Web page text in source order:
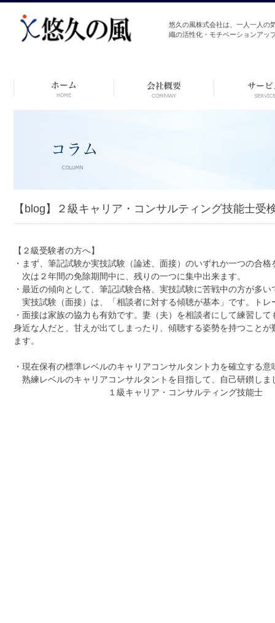
悠久の風株式会社は、一人一人の
織の活性化・モチベーションアッ
テ
ン
【blog】２級キャリア・コンサルティング技能士
【２級受験者の方へ】
・まず、筆記試験か実技試験（論述、面接）のいずれか一つの合格
次は２年間の免除期間中に、残りの一つに集中出来ます。
・最近の傾向として、筆記試験合格、実技試験に苦戦中の方が多い
実技試験（面接）は、「相談者に対する傾聴が基本」です。トレ
・面接は家族の協力も有効です。妻（夫）を相談者にして練習し
身近な人だと、甘えが出てしまったり、傾聴する姿勢を持つこと
ます。
・現在保有の標準レベルのキャリアコンサルタント力を確立する意
熟練レベルのキャリアコンサルタントを目指して、自己研鑚しま
１級キャリア・コンサルティング技能士